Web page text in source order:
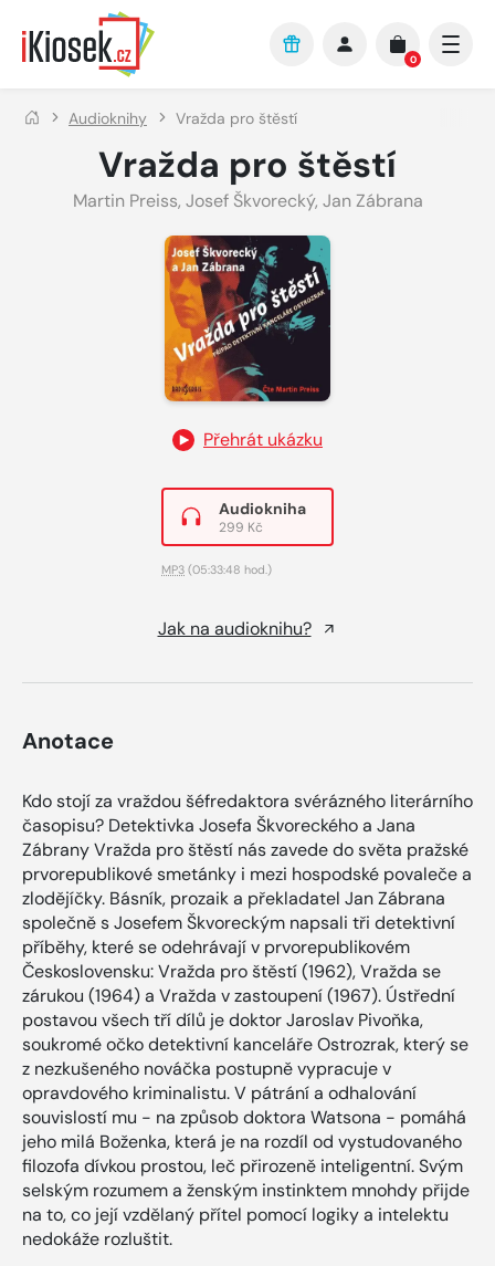
Přejít na hlavní obsah
0
Audioknihy Vražda pro štěstí
Vražda pro štěstí
Martin Preiss, Josef Škvorecký, Jan Zábrana
Přehrát ukázku
Audiokniha
299 Kč
MP3 (05:33:48 hod.)
Jak na audioknihu?
Anotace
Kdo stojí za vraždou šéfredaktora svérázného literárního
časopisu? Detektivka Josefa Škvoreckého a Jana
Zábrany Vražda pro štěstí nás zavede do světa pražské
prvorepublikové smetánky i mezi hospodské povaleče a
zlodějíčky. Básník, prozaik a překladatel Jan Zábrana
společně s Josefem Škvoreckým napsali tři detektivní
příběhy, které se odehrávají v prvorepublikovém
Československu: Vražda pro štěstí (1962), Vražda se
zárukou (1964) a Vražda v zastoupení (1967). Ústřední
postavou všech tří dílů je doktor Jaroslav Pivoňka,
soukromé očko detektivní kanceláře Ostrozrak, který se
z nezkušeného nováčka postupně vypracuje v
opravdového kriminalistu. V pátrání a odhalování
souvislostí mu - na způsob doktora Watsona - pomáhá
jeho milá Boženka, která je na rozdíl od vystudovaného
filozofa dívkou prostou, leč přirozeně inteligentní. Svým
selským rozumem a ženským instinktem mnohdy přijde
na to, co její vzdělaný přítel pomocí logiky a intelektu
nedokáže rozluštit.